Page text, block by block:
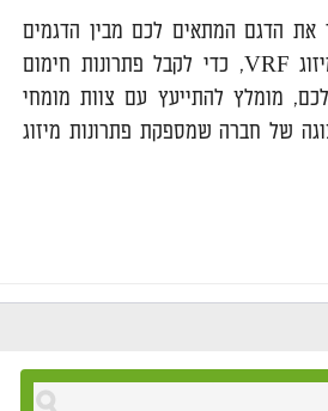
את הדגם המתאים לכם מבין הדגמים
השונים של מערכות מיזוג VRF, כדי לקבל פתרונות חימום
מומלץ להתייעץ עם צוות מומחי
של חברה שמספקת פתרונות מיזוג